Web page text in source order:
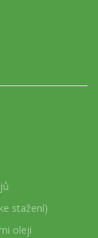
stažení)
oleji